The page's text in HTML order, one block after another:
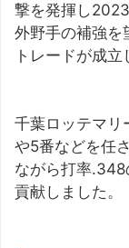
撃を発揮し
外野手の補強を
トレードが成立
千葉ロッテマリ
や5番などを任
ながら打率.348
貢献しました。